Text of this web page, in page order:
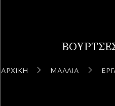
ΑΡΧΙΚΉ ΜΑΛΛΙΆ